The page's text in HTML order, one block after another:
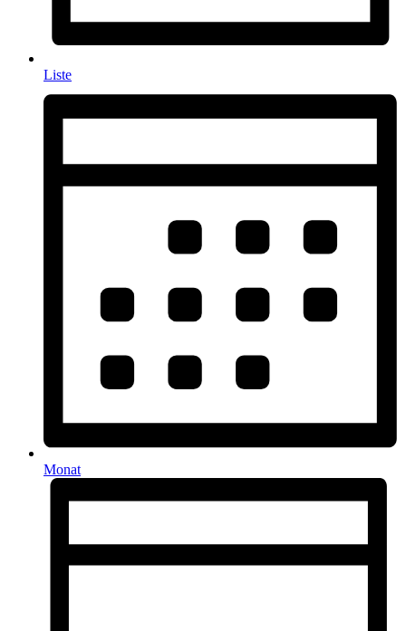
Liste
Monat